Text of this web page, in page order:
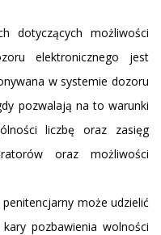
dotyczących możliwości
elektronicznego jest
w systemie dozoru
pozwalają na to warunki
liczbę oraz zasięg
oraz możliwości
może udzielić
pozbawienia wolności